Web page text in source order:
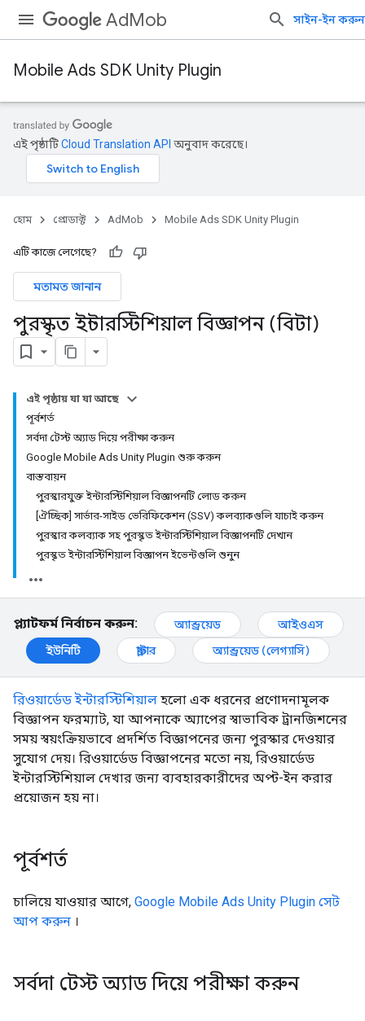
AdMob সাইন-ইন করুন
Mobile Ads SDK Unity Plugin
এই পৃষ্ঠাটিCloud Translation API অনুবাদ করেছে।
হোম প্রোডাক্ট AdMob Mobile Ads SDK Unity Plugin
এটি কাজে লেগেছে?
মতামত জানান
পুরস্কৃত ইন্টারস্টিশিয়াল বিজ্ঞাপন (বিটা)
এই পৃষ্ঠায় যা যা আছে
পূর্বশর্ত
সর্বদা টেস্ট অ্যাড দিয়ে পরীক্ষা করুন
Google Mobile Ads Unity Plugin শুরু করুন
বাস্তবায়ন
পুরস্কারযুক্ত ইন্টারস্টিশিয়াল বিজ্ঞাপনটি লোড করুন
[ঐচ্ছিক] সার্ভার-সাইড ভেরিফিকেশন (SSV) কলব্যাকগুলি যাচাই করুন
পুরস্কার কলব্যাক সহ পুরস্কৃত ইন্টারস্টিশিয়াল বিজ্ঞাপনটি দেখান
পুরস্কৃত ইন্টারস্টিশিয়াল বিজ্ঞাপন ইভেন্টগুলি শুনুন
প্ল্যাটফর্ম নির্বাচন করুন: অ্যান্ড্রয়েড
আইওএস
ইউনিটি
ফ্লাটার অ্যান্ড্রয়েড (লেগ্যাসি)
রিওয়ার্ডেড ইন্টারস্টিশিয়াল হলো এক ধরনের প্রণোদনামূলক
বিজ্ঞাপন ফরম্যাট, যা আপনাকে অ্যাপের স্বাভাবিক ট্রানজিশনের
সময় স্বয়ংক্রিয়ভাবে প্রদর্শিত বিজ্ঞাপনের জন্য পুরস্কার দেওয়ার
সুযোগ দেয়। রিওয়ার্ডেড বিজ্ঞাপনের মতো নয়, রিওয়ার্ডেড
ইন্টারস্টিশিয়াল দেখার জন্য ব্যবহারকারীদের অপ্ট-ইন করার
প্রয়োজন হয় না।
পূর্বশর্ত
চালিয়ে যাওয়ার আগে, Google Mobile Ads Unity Plugin সেট
আপ করুন ।
সর্বদা টেস্ট অ্যাড দিয়ে পরীক্ষা করুন